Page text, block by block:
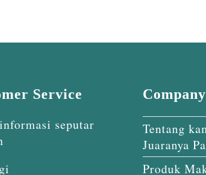
Service
seputar
Company
Tentang
Juaranya
Produk